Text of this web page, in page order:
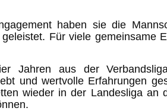
haben sie die
Für viele gemeinsame
Jahren aus der
und wertvolle Erfahrungen
wieder in der Landesliga an